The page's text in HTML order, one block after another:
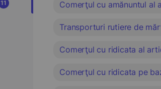
11 Comerţul cu amănuntul al
Transporturi rutiere de
Comerţul cu ridicata al
Comerţul cu ridicata pe